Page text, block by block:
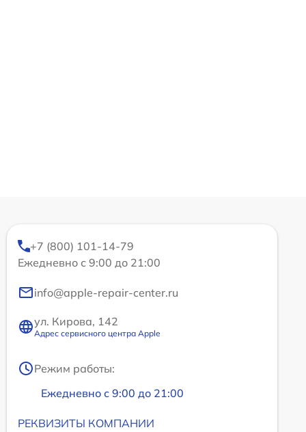
+7 (800) 101-14-79
Ежедневно с 9:00 до 21:00
info@apple-repair-center.ru
ул. Кирова, 142
Адрес сервисного центра Apple
Режим работы:
Ежедневно с 9:00 до 21:00
РЕКВИЗИТЫ КОМПАНИИ